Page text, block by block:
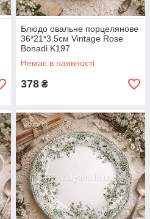
Блюдо овальне порцелянове
36*21*3.5см Vintage Rose
Bonadi K197
Немає в наявності
378 ₴